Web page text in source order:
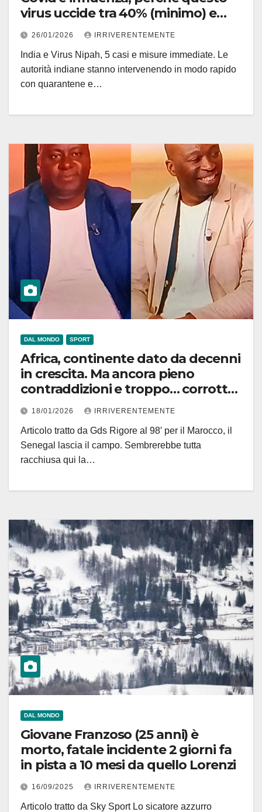
virus uccide tra 40% (minimo) e
80% (o pure più) infettati. Riprova
nel ’18: 21 morti su 23 casi. Mai…
oltre Singapore, per ora minaccia
Sud-Est Asia
26/01/2026 IRRIVERENTEMENTE
India e Virus Nipah, 5 casi e misure immediate. Le
autorità indiane stanno intervenendo in modo rapido
con quarantene e…
DAL MONDO SPORT
Africa, continente dato da decenni
in crescita. Ma ancora pieno
contraddizioni e troppo… corrotto
(pure nel calcio) per spiccare il volo.
La finalissima della “sua” Coppa è
roba da opera shakespeariana. Ah,
se fosse accaduto in Juve-Inter ’98
18/01/2026 IRRIVERENTEMENTE
Articolo tratto da Gds Rigore al 98′ per il Marocco, il
Senegal lascia il campo. Sembrerebbe tutta
racchiusa qui la…
DAL MONDO
Giovane Franzoso (25 anni) è
morto, fatale incidente 2 giorni fa
in pista a 10 mesi da quello Lorenzi
16/09/2025 IRRIVERENTEMENTE
Articolo tratto da Sky Sport Lo sicatore azzurro